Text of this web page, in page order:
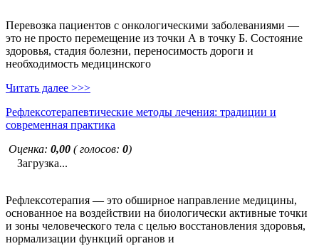
Перевозка пациентов с онкологическими заболеваниями —
это не просто перемещение из точки А в точку Б. Состояние
здоровья, стадия болезни, переносимость дороги и
необходимость медицинского
Читать далее >>>
Рефлексотерапевтические методы лечения: традиции и
современная практика
Оценка: 0,00 ( голосов: 0)
Загрузка...
Рефлексотерапия — это обширное направление медицины,
основанное на воздействии на биологически активные точки
и зоны человеческого тела с целью восстановления здоровья,
нормализации функций органов и